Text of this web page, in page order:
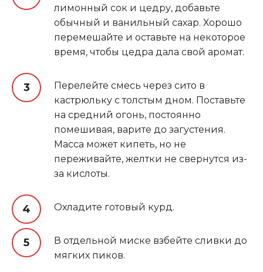
лимонный сок и цедру, добавьте
обычный и ванильный сахар. Хорошо
перемешайте и оставьте на некоторое
время, чтобы цедра дала свой аромат.
Перелейте смесь через сито в
кастрюльку с толстым дном. Поставьте
на средний огонь, постоянно
помешивая, варите до загустения.
Масса может кипеть, но не
переживайте, желтки не свернутся из-
за кислоты.
Охладите готовый курд.
В отдельной миске взбейте сливки до
мягких пиков.